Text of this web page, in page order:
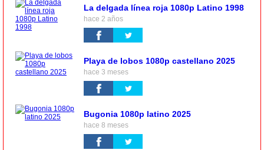
La delgada línea roja 1080p Latino 1998
hace 2 años
Playa de lobos 1080p castellano 2025
hace 3 meses
Bugonia 1080p latino 2025
hace 8 meses